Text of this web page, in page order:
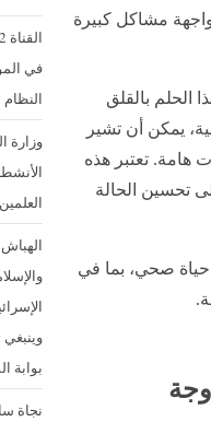
في
النظام
وزارة
بوابة
نجاة
مشاكل كبيرة
الحلم بالقلق
يمكن أن تشير
هامة. تعتبر هذه
تحسين الحالة
حياة صحي، بما في